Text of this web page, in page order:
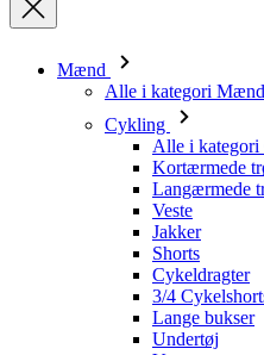
Langærmede
Veste
Jakker
Shorts
Cykeldragter
3/4
Lange bukser
Undertøj
Varmere
Kasketter
Handsker
Strømper
Andet